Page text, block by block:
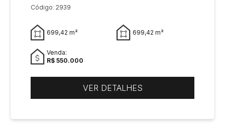
Código: 2939
699,42 m² 699,42 m²
Venda:
R$ 550.000
VER DETALHES